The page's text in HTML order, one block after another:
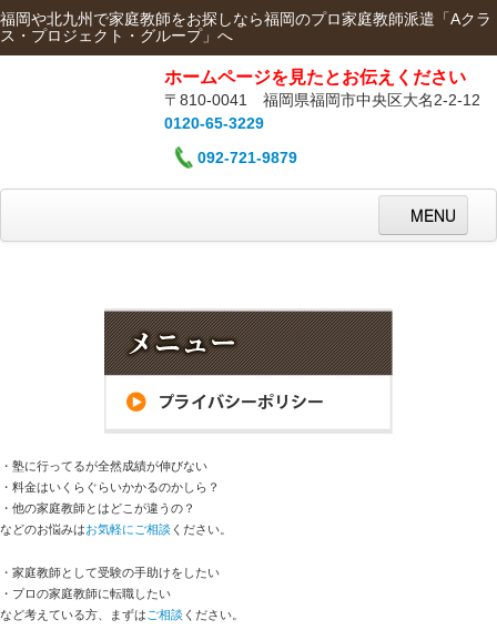
福岡や北九州で家庭教師をお探しなら福岡のプロ家庭教師派遣「Aクラ
ス・プロジェクト・グループ」へ
ホームページを見たとお伝えください
〒810-0041 福岡県福岡市中央区大名2-2-12
0120-65-3229
092-721-9879
MENU
派遣までの流れ
料金システム
・塾に行ってるが全然成績が伸びない
・料金はいくらぐらいかかるのかしら？
・他の家庭教師とはどこが違うの？
などのお悩みはお気軽にご相談 ください。
・家庭教師として受験の手助けをしたい
・プロの家庭教師に転職したい
など考えている方、まずは ご相談 ください。